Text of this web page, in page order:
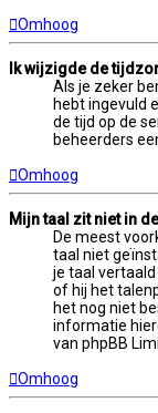
Omhoog
Ik wijzigde de
Als je zeker
hebt ingevuld
de tijd op de
beheerders
Omhoog
Mijn taal zit niet in
De meest
taal niet
je taal
of hij het
het nog niet
informatie
van phpBB
Omhoog